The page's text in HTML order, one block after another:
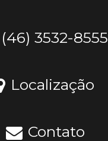
(46) 3532-8555
Localização
Contato